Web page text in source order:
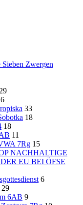
Sieben Zwergen
29
6
33
18
18
11
7Rg 15
NACHHALTIGE
EU BEI ÖFSE
6
29
6AB 9